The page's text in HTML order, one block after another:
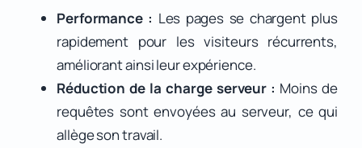
Performance : Les pages se chargent plus
rapidement pour les visiteurs récurrents,
améliorant ainsi leur expérience.
Réduction de la charge serveur : Moins de
requêtes sont envoyées au serveur, ce qui
allège son travail.